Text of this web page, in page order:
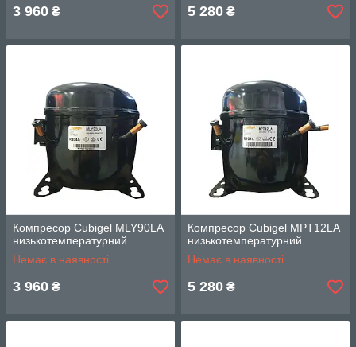
3 960 ₴ 5 280 ₴
Компресор Cubigel MLY90LA
низькотемпературний
Немає в наявності
3 960 ₴
Компресор Cubigel MPT12LA
низькотемпературний
Немає в наявності
5 280 ₴